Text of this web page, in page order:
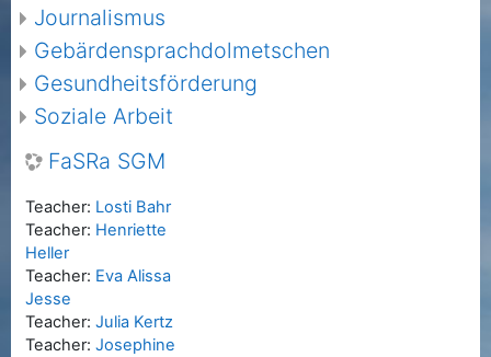
Journalismus
Gebärdensprachdolmetschen
Gesundheitsförderung
Soziale Arbeit
FaSRa SGM
Teacher: Losti Bahr
Teacher: Henriette
Heller
Teacher: Eva Alissa
Jesse
Teacher: Julia Kertz
Teacher: Josephine